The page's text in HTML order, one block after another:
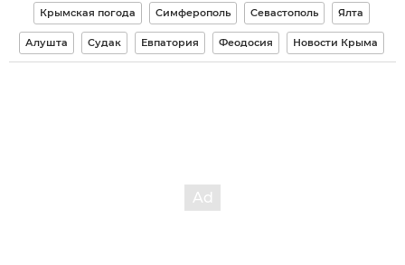
Крымская погода Симферополь Севастополь Ялта
Алушта Судак Евпатория Феодосия Новости Крыма